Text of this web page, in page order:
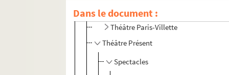
Dans le document :
Théâtre international de langue
Théâtre Paris-Villette
Théâtre Présent
Spectacles